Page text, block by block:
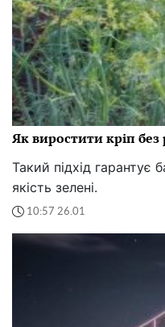
Як виростити кріп
Такий підхід гарантує
якість зелені.
10:57 26.01